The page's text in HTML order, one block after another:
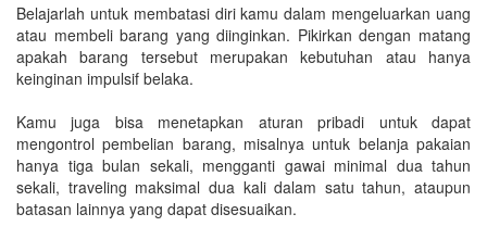
Belajarlah untuk membatasi diri kamu dalam mengeluarkan uang
atau membeli barang yang diinginkan. Pikirkan dengan matang
apakah barang tersebut merupakan kebutuhan atau hanya
keinginan impulsif belaka.
Kamu juga bisa menetapkan aturan pribadi untuk dapat
mengontrol pembelian barang, misalnya untuk belanja pakaian
hanya tiga bulan sekali, mengganti gawai minimal dua tahun
sekali, traveling maksimal dua kali dalam satu tahun, ataupun
batasan lainnya yang dapat disesuaikan.